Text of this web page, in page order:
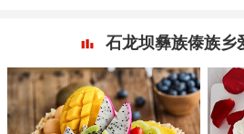
石龙坝彝族傣族乡